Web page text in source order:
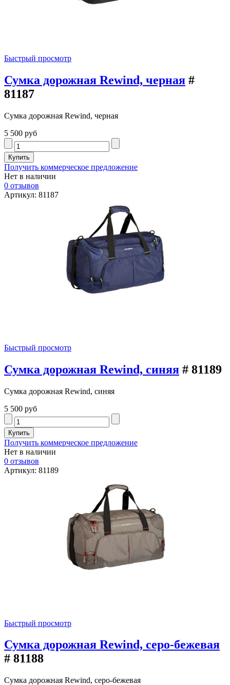
Быстрый просмотр
Сумка дорожная Rewind, черная #
81187
Сумка дорожная Rewind, черная
5 500 руб
Получить коммерческое предложение
Нет в наличии
0 отзывов
Артикул: 81187
Быстрый просмотр
Сумка дорожная Rewind, синяя # 81189
Сумка дорожная Rewind, синяя
5 500 руб
Получить коммерческое предложение
Нет в наличии
0 отзывов
Артикул: 81189
Быстрый просмотр
Сумка дорожная Rewind, серо-бежевая
# 81188
Сумка дорожная Rewind, серо-бежевая